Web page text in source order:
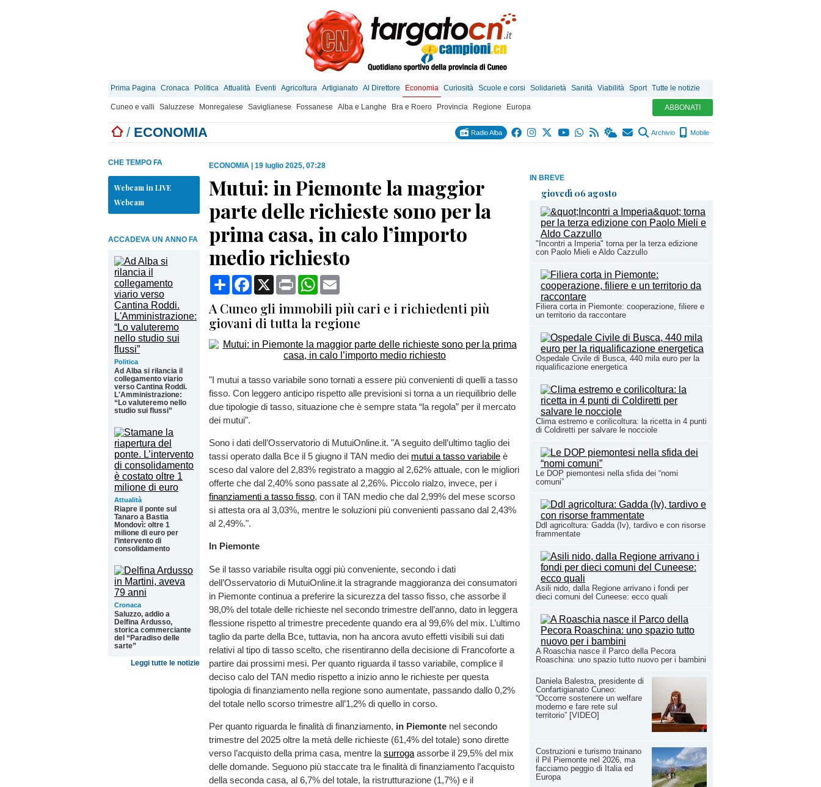
Prima Pagina Cronaca Politica Attualità Eventi Agricoltura Artigianato Al Direttore Economia Curiosità Scuole e corsi Solidarietà Sanità Viabilità Sport Tutte le notizie
Cuneo e valli Saluzzese Monregalese Saviglianese Fossanese Alba e Langhe Bra e Roero Provincia Regione Europa ABBONATI
/ ECONOMIA Radio Alba Archivio Mobile
IN BREVE
giovedì 06 agosto
"Incontri a Imperia" torna per la terza edizione
con Paolo Mieli e Aldo Cazzullo
Filiera corta in Piemonte: cooperazione, filiere e
un territorio da raccontare
Ospedale Civile di Busca, 440 mila euro per la
riqualificazione energetica
Clima estremo e corilicoltura: la ricetta in 4 punti
di Coldiretti per salvare le nocciole
Le DOP piemontesi nella sfida dei “nomi
comuni”
Ddl agricoltura: Gadda (Iv), tardivo e con risorse
frammentate
Asili nido, dalla Regione arrivano i fondi per
dieci comuni del Cuneese: ecco quali
A Roaschia nasce il Parco della Pecora
Roaschina: uno spazio tutto nuovo per i bambini
Daniela Balestra, presidente di
Confartigianato Cuneo:
“Occorre sostenere un welfare
moderno e fare rete sul
territorio” [VIDEO]
Costruzioni e turismo trainano
il Pil Piemonte nel 2026, ma
facciamo peggio di Italia ed
Europa
CHE TEMPO FA
Webcam in LIVE
Webcam
ACCADEVA UN ANNO FA
Politica
Ad Alba si rilancia il
collegamento viario
verso Cantina Roddi.
L'Amministrazione:
“Lo valuteremo nello
studio sui flussi”
Attualità
Riapre il ponte sul
Tanaro a Bastia
Mondovì: oltre 1
milione di euro per
l’intervento di
consolidamento
Cronaca
Saluzzo, addio a
Delfina Ardusso,
storica commerciante
del “Paradiso delle
sarte”
Leggi tutte le notizie
ECONOMIA 19 luglio 2025, 07:28
Mutui: in Piemonte la maggior
parte delle richieste sono per la
prima casa, in calo l’importo
medio richiesto
CondividiFacebook
X Print WhatsApp
A Cuneo gli immobili più cari e i richiedenti più
giovani di tutta la regione
"I mutui a tasso variabile sono tornati a essere più convenienti di quelli a tasso
fisso. Con leggero anticipo rispetto alle previsioni si torna a un riequilibrio delle
due tipologie di tasso, situazione che è sempre stata “la regola” per il mercato
dei mutui".
Sono i dati dell’Osservatorio di MutuiOnline.it. "A seguito dell’ultimo taglio dei
tassi operato dalla Bce il 5 giugno il TAN medio dei mutui a tasso variabile è
sceso dal valore del 2,83% registrato a maggio al 2,62% attuale, con le migliori
offerte che dal 2,40% sono passate al 2,26%. Piccolo rialzo, invece, per i
finanziamenti a tasso fisso, con il TAN medio che dal 2,99% del mese scorso
si attesta ora al 3,03%, mentre le soluzioni più convenienti passano dal 2,43%
al 2,49%.".
In Piemonte
Se il tasso variabile risulta oggi più conveniente, secondo i dati
dell’Osservatorio di MutuiOnline.it la stragrande maggioranza dei consumatori
in Piemonte continua a preferire la sicurezza del tasso fisso, che assorbe il
98,0% del totale delle richieste nel secondo trimestre dell’anno, dato in leggera
flessione rispetto al trimestre precedente quando era al 99,6% del mix. L’ultimo
taglio da parte della Bce, tuttavia, non ha ancora avuto effetti visibili sui dati
relativi al tipo di tasso scelto, che risentiranno della decisione di Francoforte a
partire dai prossimi mesi. Per quanto riguarda il tasso variabile, complice il
deciso calo del TAN medio rispetto a inizio anno le richieste per questa
tipologia di finanziamento nella regione sono aumentate, passando dallo 0,2%
del totale nello scorso trimestre all’1,2% di quello in corso.
Per quanto riguarda le finalità di finanziamento, in Piemonte nel secondo
trimestre del 2025 oltre la metà delle richieste (61,4% del totale) sono dirette
verso l’acquisto della prima casa, mentre la surroga assorbe il 29,5% del mix
delle domande. Seguono più staccate tra le finalità di finanziamento l’acquisto
della seconda casa, al 6,7% del totale, la ristrutturazione (1,7%) e il